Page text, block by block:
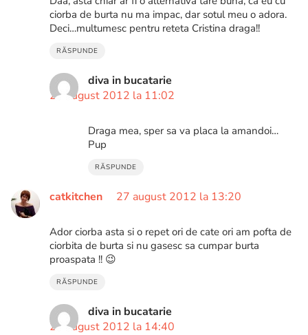
ciorba de burta nu ma impac, dar sotul meu o adora.
Deci…multumesc pentru reteta Cristina draga!!
RĂSPUNDE
diva in bucatarie
27 august 2012 la 11:02
Draga mea, sper sa va placa la amandoi…
Pup
RĂSPUNDE
catkitchen 27 august 2012 la 13:20
Ador ciorba asta si o repet ori de cate ori am pofta de
ciorbita de burta si nu gasesc sa cumpar burta
proaspata !! 😉
RĂSPUNDE
diva in bucatarie
27 august 2012 la 14:40